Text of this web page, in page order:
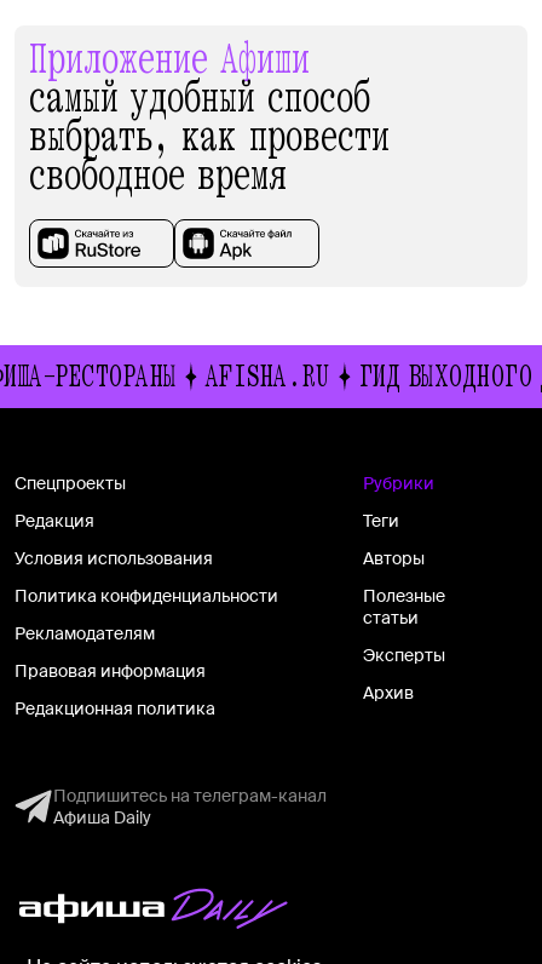
Приложение Афиши
самый удобный способ
выбрать, как провести
свободное время
AFISHA.RU ГИД ВЫХОДНОГО ДНЯ
Спецпроекты
Редакция
Условия использования
Политика конфиденциальности
Рекламодателям
Правовая информация
Редакционная политика
Рубрики
Теги
Авторы
Полезные
статьи
Эксперты
Архив
Подпишитесь на телеграм-канал
Афиша Daily
На информационном ресурсе применяются рекомендательные